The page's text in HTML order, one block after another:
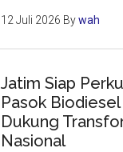
12 Juli 2026 Bywah
Jatim Siap
Pasok
Dukung
Nasional